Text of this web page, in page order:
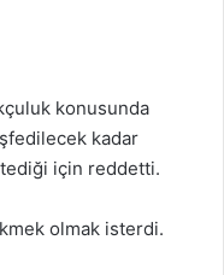
konusunda
kadar
için reddetti.
olmak isterdi.